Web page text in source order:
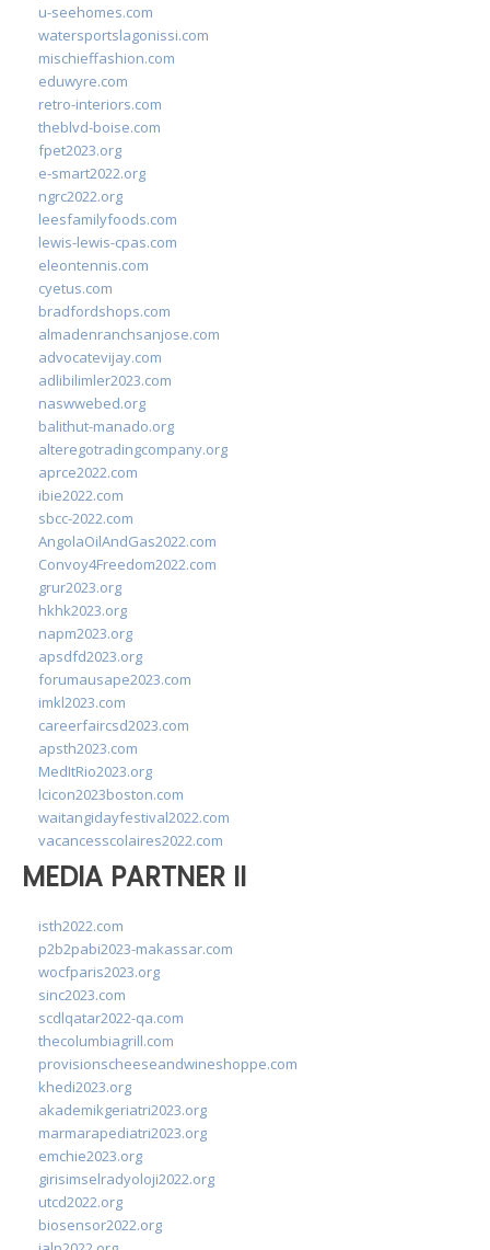
u-seehomes.com
watersportslagonissi.com
mischieffashion.com
eduwyre.com
retro-interiors.com
theblvd-boise.com
fpet2023.org
e-smart2022.org
ngrc2022.org
leesfamilyfoods.com
lewis-lewis-cpas.com
eleontennis.com
cyetus.com
bradfordshops.com
almadenranchsanjose.com
advocatevijay.com
adlibilimler2023.com
naswwebed.org
balithut-manado.org
alteregotradingcompany.org
aprce2022.com
ibie2022.com
sbcc-2022.com
AngolaOilAndGas2022.com
Convoy4Freedom2022.com
grur2023.org
hkhk2023.org
napm2023.org
apsdfd2023.org
forumausape2023.com
imkl2023.com
careerfaircsd2023.com
apsth2023.com
MedItRio2023.org
lcicon2023boston.com
waitangidayfestival2022.com
vacancesscolaires2022.com
MEDIA PARTNER II
isth2022.com
p2b2pabi2023-makassar.com
wocfparis2023.org
sinc2023.com
scdlqatar2022-qa.com
thecolumbiagrill.com
provisionscheeseandwineshoppe.com
khedi2023.org
akademikgeriatri2023.org
marmarapediatri2023.org
emchie2023.org
girisimselradyoloji2022.org
utcd2022.org
biosensor2022.org